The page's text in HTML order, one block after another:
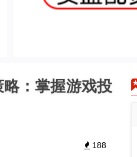
：掌握游戏投
188